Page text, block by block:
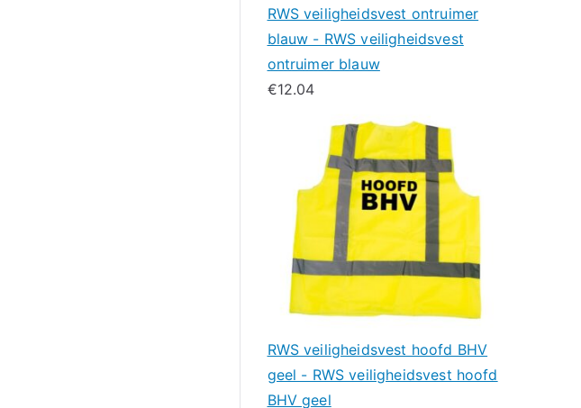
RWS veiligheidsvest ontruimer
blauw - RWS veiligheidsvest
ontruimer blauw
€12.04
RWS veiligheidsvest hoofd BHV
geel - RWS veiligheidsvest hoofd
BHV geel